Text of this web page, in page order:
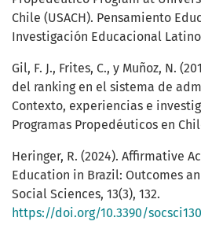
Chile (USACH). Pensamiento
Investigación Educacional
Gil, F. J., Frites, C., y Muñoz, N.
del ranking en el sistema de
Contexto, experiencias e
Programas Propedéuticos en
Heringer, R. (2024). Affirmative
Education in Brazil: Outcomes
Social Sciences, 13(3), 132.
https://doi.org/10.3390/